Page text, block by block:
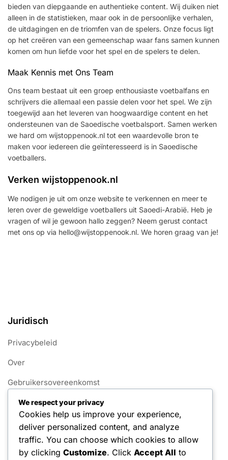
bieden van diepgaande en authentieke content. Wij duiken niet
alleen in de statistieken, maar ook in de persoonlijke verhalen,
de uitdagingen en de triomfen van de spelers. Onze focus ligt
op het creëren van een gemeenschap waar fans samen kunnen
komen om hun liefde voor het spel en de spelers te delen.
Maak Kennis met Ons Team
Ons team bestaat uit een groep enthousiaste voetbalfans en
schrijvers die allemaal een passie delen voor het spel. We zijn
toegewijd aan het leveren van hoogwaardige content en het
ondersteunen van de Saoedische voetbalsport. Samen werken
we hard om wijstoppenook.nl tot een waardevolle bron te
maken voor iedereen die geïnteresseerd is in Saoedische
voetballers.
Verken wijstoppenook.nl
We nodigen je uit om onze website te verkennen en meer te
leren over de geweldige voetballers uit Saoedi-Arabië. Heb je
vragen of wil je gewoon hallo zeggen? Neem gerust contact
met ons op via hello@wijstoppenook.nl. We horen graag van je!
Juridisch
Privacybeleid
Over
Gebruikersovereenkomst
Bereik ons
Cookiebeleid
Categorieën
We respect your privacy
Cookies help us improve your experience,
deliver personalized content, and analyze
traffic. You can choose which cookies to allow
by clicking Customize. Click Accept All to